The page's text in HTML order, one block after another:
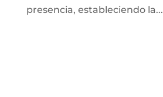
presencia, estableciendo la...